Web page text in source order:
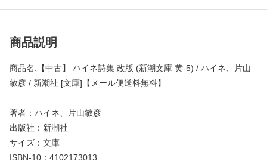
商品説明
商品名:【中古】 ハイネ詩集 改版 (新潮文庫 黄-5) / ハイネ、片山
敏彦 / 新潮社 [文庫]【メール便送料無料】
著者：ハイネ、片山敏彦
出版社：新潮社
サイズ：文庫
ISBN-10：4102173013